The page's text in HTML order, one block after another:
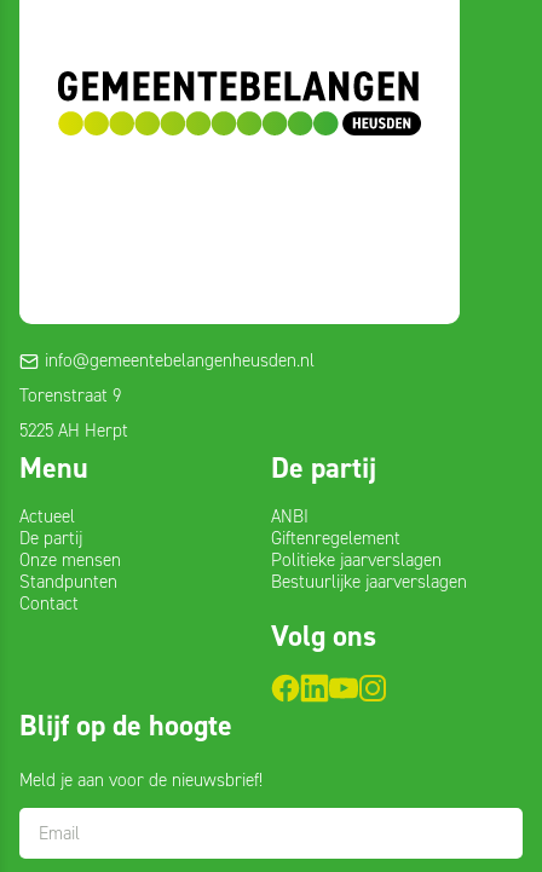
info@gemeentebelangenheusden.nl
Torenstraat 9
5225 AH Herpt
Menu
Actueel
De partij
Onze mensen
Standpunten
Contact
De partij
ANBI
Giftenregelement
Politieke jaarverslagen
Bestuurlijke jaarverslagen
Volg ons
Blijf
op
hoogte
Blijf op de hoogte
Meld je aan voor de nieuwsbrief!